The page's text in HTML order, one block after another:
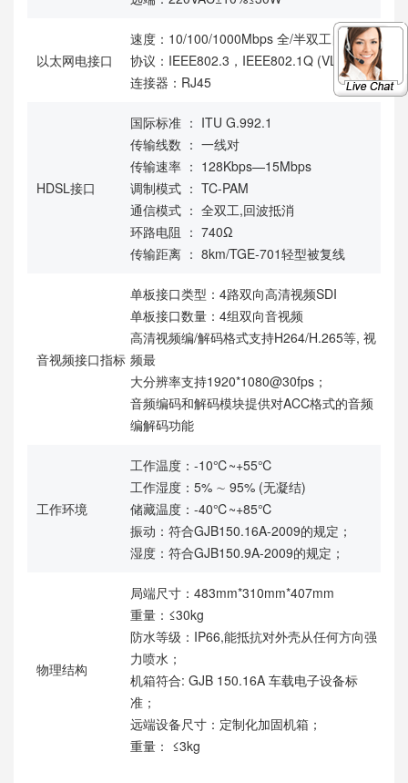
以太网电接口
速度：10/100/1000Mbps 全/半双工自适应
协议：IEEE802.3，IEEE802.1Q (VLAN)
连接器：RJ45
HDSL接口
国际标准 ： ITU G.992.1
传输线数 ： 一线对
传输速率 ： 128Kbps—15Mbps
调制模式 ： TC-PAM
通信模式 ： 全双工,回波抵消
环路电阻 ： 740Ω
传输距离 ： 8km/TGE-701轻型被复线
音视频接口指标
单板接口类型：4路双向高清视频SDI
单板接口数量：4组双向音视频
高清视频编/解码格式支持H264/H.265等, 视
频最
大分辨率支持1920*1080@30fps；
音频编码和解码模块提供对ACC格式的音频
编解码功能
工作环境
工作温度：-10℃~+55℃
工作湿度：5% ∼ 95% (无凝结)
储藏温度：-40℃~+85℃
振动：符合GJB150.16A-2009的规定；
湿度：符合GJB150.9A-2009的规定；
物理结构
局端尺寸：483mm*310mm*407mm
重量：≤30kg
防水等级：IP66,能抵抗对外壳从任何方向强
力喷水；
机箱符合: GJB 150.16A 车载电子设备标
准；
远端设备尺寸：定制化加固机箱；
重量： ≤3kg